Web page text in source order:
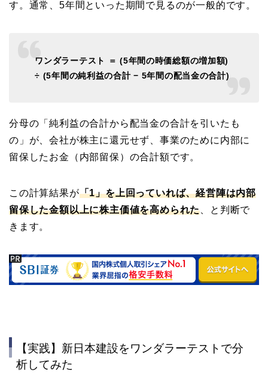
す。通常、5年間といった期間で見るのが一般的です。
ワンダラーテスト ＝ (5年間の時価総額の増加額)
÷ (5年間の純利益の合計 − 5年間の配当金の合計)
分母の「純利益の合計から配当金の合計を引いたも
の」が、会社が株主に還元せず、事業のために内部に
留保したお金（内部留保）の合計額です。
この計算結果が「1」を上回っていれば、経営陣は内部
留保した金額以上に株主価値を高められた 、と判断で
きます。
【実践】新日本建設をワンダラーテストで分
析してみた